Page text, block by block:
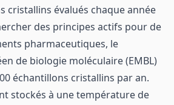
cristallins évalués chaque année
des principes actifs pour de
pharmaceutiques, le
de biologie moléculaire (EMBL)
échantillons cristallins par an.
stockés à une température de